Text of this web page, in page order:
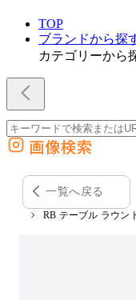
TOP
ブランドから探
カテゴリーから
外部サイトの商品をカートに
他のサイトで見つけた商品ページ
画像検索
一覧へ戻る
RB テーブル ラウン